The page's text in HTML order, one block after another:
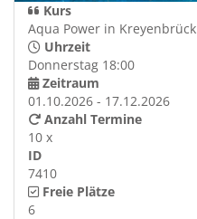
Kurs
Aqua Power in Kreyenbrück
Uhrzeit
Donnerstag 18:00
Zeitraum
01.10.2026 - 17.12.2026
Anzahl Termine
10 x
ID
7410
Freie Plätze
6